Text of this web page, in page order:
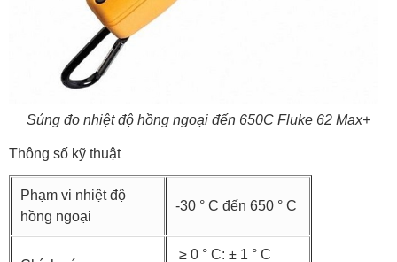
Súng đo nhiệt độ hồng ngoại đến 650C Fluke 62 Max+
Thông số kỹ thuật
Phạm vi nhiệt độ
hồng ngoại
-30 ° C đến 650 ° C
≥ 0 ° C: ± 1 ° C